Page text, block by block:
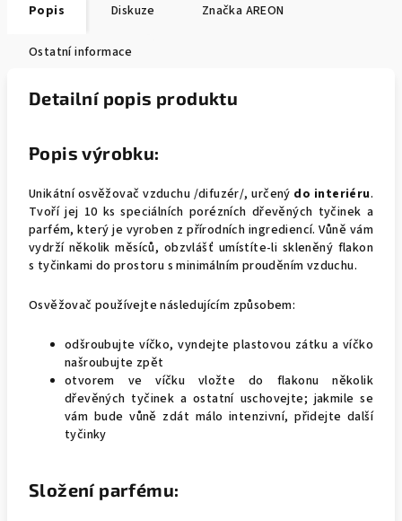
Popis Diskuze Značka AREON
Ostatní informace
Detailní popis produktu
Popis výrobku:
Unikátní osvěžovač vzduchu /difuzér/, určený do interiéru.
Tvoří jej 10 ks speciálních porézních dřevěných tyčinek a
parfém, který je vyroben z přírodních ingrediencí. Vůně vám
vydrží několik měsíců, obzvlášť umístíte-li skleněný flakon
s tyčinkami do prostoru s minimálním prouděním vzduchu.
Osvěžovač používejte následujícím způsobem:
odšroubujte víčko, vyndejte plastovou zátku a víčko
našroubujte zpět
otvorem ve víčku vložte do flakonu několik
dřevěných tyčinek a ostatní uschovejte; jakmile se
vám bude vůně zdát málo intenzivní, přidejte další
tyčinky
Složení parfému: